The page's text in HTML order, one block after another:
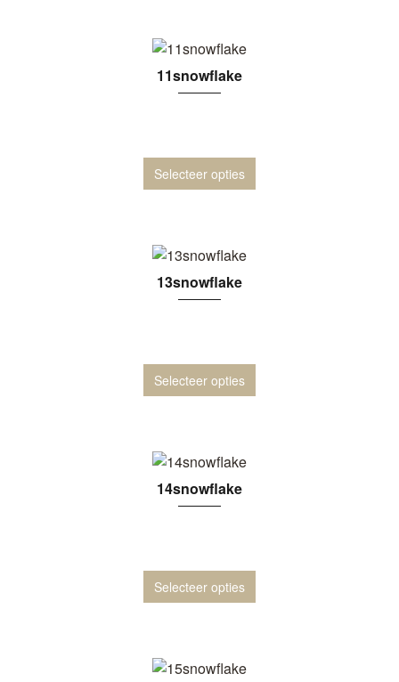
11snowflake
Selecteer opties
13snowflake
Selecteer opties
14snowflake
Selecteer opties